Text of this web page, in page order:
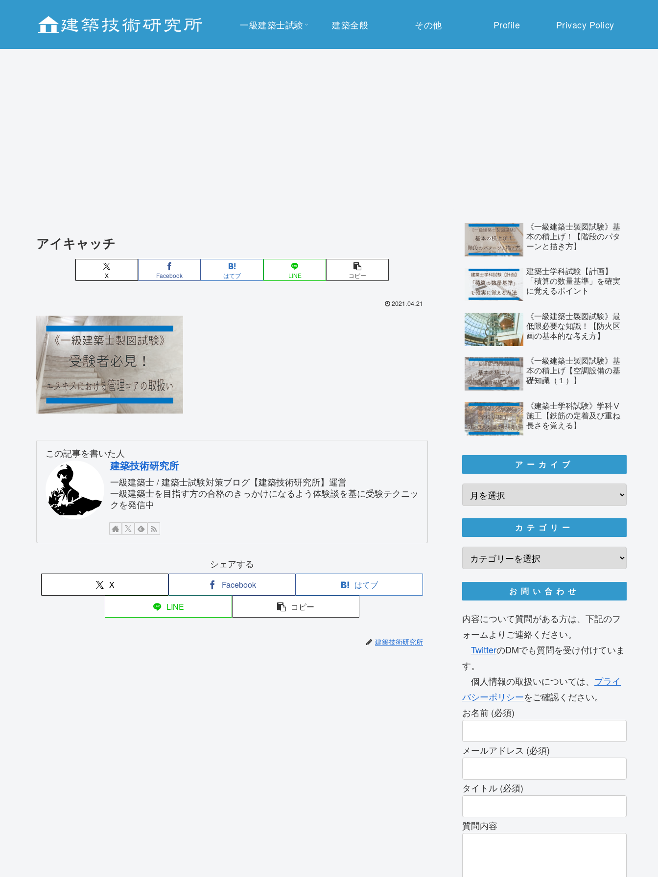
一級建築士試験 建築全般 その他 Profile Privacy Policy
アイキャッチ
X Facebook はてブ LINE コピー
2021.04.21
この記事を書いた人
建築技術研究所
一級建築士 / 建築士試験対策ブログ【建築技術研究所】運営
一級建築士を目指す方の合格のきっかけになるよう体験談を基に受験テクニッ
クを発信中
シェアする
X Facebook
はてブ
LINE
コピー
建築技術研究所
《一級建築士製図試験》基
本の積上げ！【階段のパタ
ーンと描き方】
建築士学科試験【計画】
「積算の数量基準」を確実
に覚えるポイント
《一級建築士製図試験》最
低限必要な知識！【防火区
画の基本的な考え方】
《一級建築士製図試験》基
本の積上げ【空調設備の基
礎知識（１）】
《建築士学科試験》学科Ⅴ
施工【鉄筋の定着及び重ね
長さを覚える】
アーカイブ
カテゴリー
お問い合わせ
内容について質問がある方は、下記のフ
ォームよりご連絡ください。
TwitterのDMでも質問を受け付けていま
す。
個人情報の取扱いについては、 プライ
バシーポリシーをご確認ください。
お名前 (必須)
メールアドレス (必須)
タイトル (必須)
質問内容